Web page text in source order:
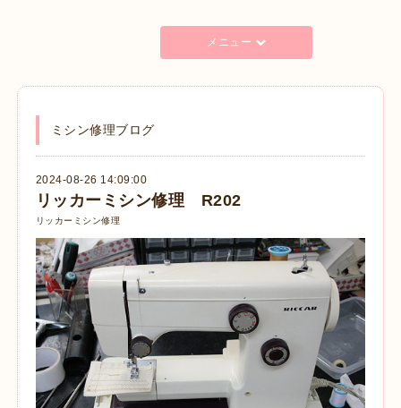
メニュー
ミシン修理ブログ
2024-08-26 14:09:00
リッカーミシン修理 R202
リッカーミシン修理